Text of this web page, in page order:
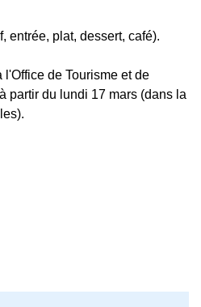
entrée, plat, dessert, café).
l'Office de Tourisme et de
partir du lundi 17 mars (dans la